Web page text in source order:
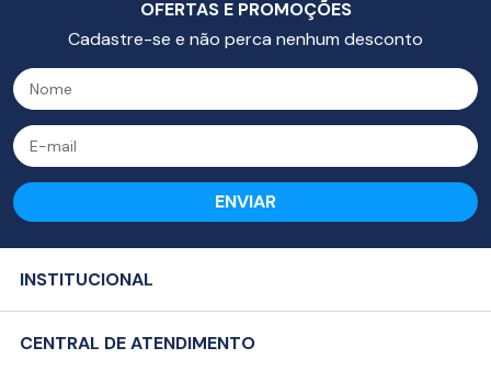
OFERTAS E PROMOÇÕES
Cadastre-se e não perca nenhum desconto
ENVIAR
INSTITUCIONAL
Política de Privacidade (LGPD)
CENTRAL DE ATENDIMENTO